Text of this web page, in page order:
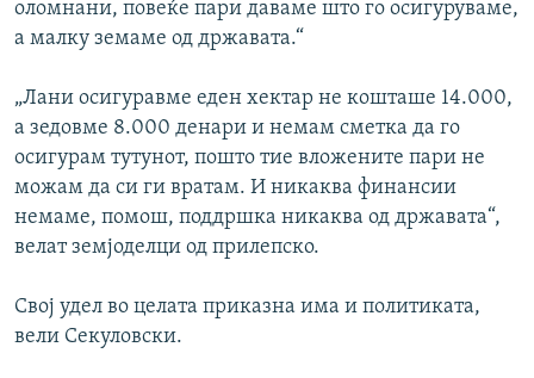
оломнани, повеќе пари даваме што го осигуруваме,
а малку земаме од државата.“
„Лани осигуравме еден хектар не кошташе 14.000,
а зедовме 8.000 денари и немам сметка да го
осигурам тутунот, пошто тие вложените пари не
можам да си ги вратам. И никаква финансии
немаме, помош, поддршка никаква од државата“,
велат земјоделци од прилепско.
Свој удел во целата приказна има и политиката,
вели Секуловски.